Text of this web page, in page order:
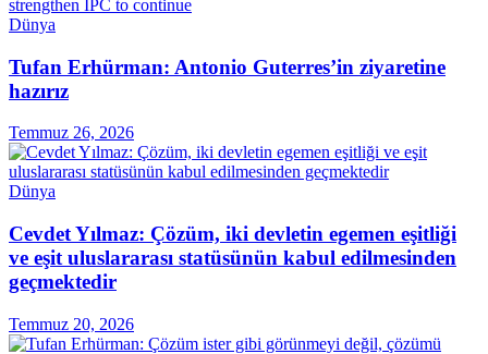
Dünya
Tufan Erhürman: Antonio Guterres’in ziyaretine
hazırız
Temmuz 26, 2026
Dünya
Cevdet Yılmaz: Çözüm, iki devletin egemen eşitliği
ve eşit uluslararası statüsünün kabul edilmesinden
geçmektedir
Temmuz 20, 2026